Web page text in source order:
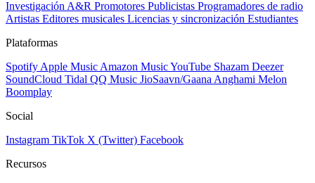
Investigación A&R Promotores Publicistas Programadores de radio
Artistas Editores musicales Licencias y sincronización Estudiantes
Plataformas
Spotify Apple Music Amazon MusicYouTube Shazam Deezer
SoundCloud Tidal QQ Music JioSaavn/Gaana Anghami Melon
Boomplay
Social
Instagram TikTok X (Twitter) Facebook
Recursos